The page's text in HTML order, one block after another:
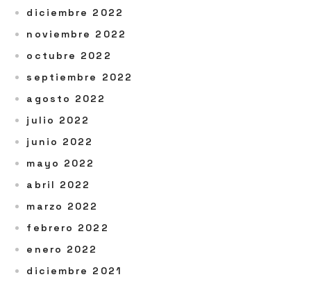
diciembre 2022
noviembre 2022
octubre 2022
septiembre 2022
agosto 2022
julio 2022
junio 2022
mayo 2022
abril 2022
marzo 2022
febrero 2022
enero 2022
diciembre 2021